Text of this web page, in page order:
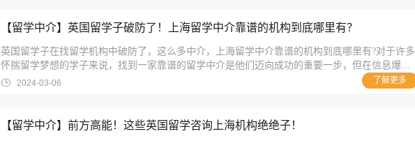
【留学中介】英国留学子破防了！上海留学中介靠谱的机构到底哪里有？
英国留学子在找留学机构中破防了，这么多中介，上海留学中介靠谱的机构到底哪里有?对于许多
怀揣留学梦想的学子来说，找到一家靠谱的留学中介是他们迈向成功的重要一步，但在信息爆炸
的时代，真真假假的信息阻碍了他们了解机构的步伐。但先别慌!还是有真实的评价的，一起来看
2024-03-06 了解更多
【留学中介】前方高能！这些英国留学咨询上海机构绝绝子！